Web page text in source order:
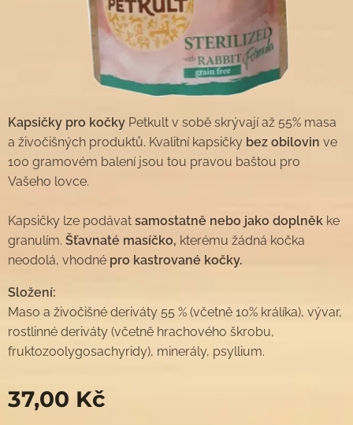
Kapsičky pro kočky Petkult v sobě skrývají až 55% masa
a živočišných produktů. Kvalitní kapsičky bez obilovin ve
100 gramovém balení jsou tou pravou baštou pro
Vašeho lovce.
Kapsičky lze podávat samostatně nebo jako doplněk ke
granulím. Šťavnaté masíčko, kterému žádná kočka
neodolá, vhodné pro kastrované kočky.
Složení:
Maso a živočišné deriváty 55 % (včetně 10% králíka), vývar,
rostlinné deriváty (včetně hrachového škrobu,
fruktozoolygosachyridy), minerály, psyllium.
37,00 Kč